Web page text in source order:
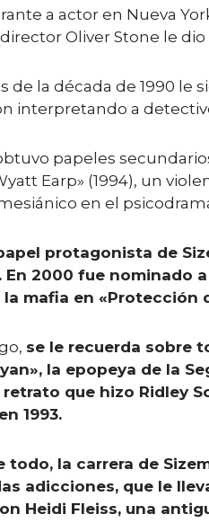
a actor en Nueva
Oliver Stone le
de la década de 1990 le
interpretando a
papeles
Earp» (1994), un
en el
protagonista de
En 2000 fue nominado
mafia en «Protección
se le recuerda sobre
la epopeya de la
retrato que hizo Ridley
1993.
todo, la carrera de
adicciones, que le
Heidi Fleiss, una